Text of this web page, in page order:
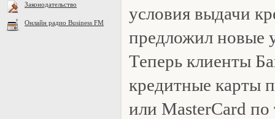
Законодательство
Онлайн радио Business FM
условия выдачи
предложил новые
Теперь клиенты
кредитные карты
или MasterCard